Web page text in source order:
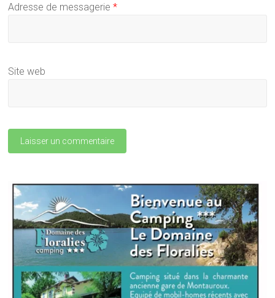
Adresse de messagerie*
Site web